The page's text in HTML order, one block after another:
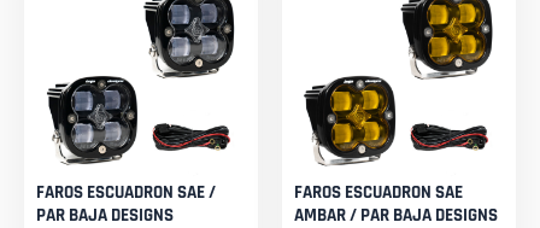
FAROS ESCUADRON SAE /
PAR BAJA DESIGNS
FAROS ESCUADRON SAE
AMBAR / PAR BAJA DESIGNS